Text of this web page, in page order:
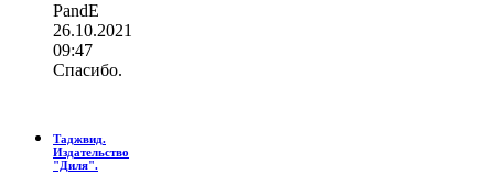
PandE
26.10.2021
09:47
Спасибо.
Таджвид.
Издательство
"Диля".